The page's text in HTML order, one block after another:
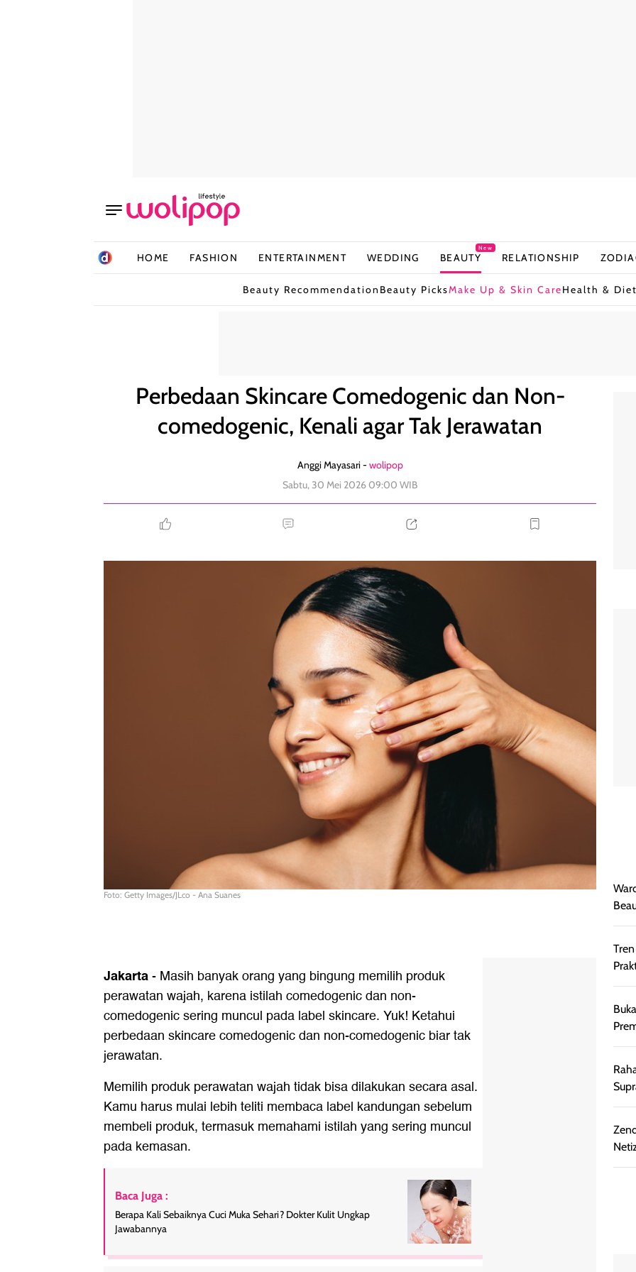
HOME FASHION ENTERTAINMENT WEDDING BEAUTY
New
RELATIONSHIP
Beauty Recommendation Beauty PicksMake Up & Skin CareHealth & Diet
Perbedaan Skincare Comedogenic dan Non-
comedogenic, Kenali agar Tak Jerawatan
Anggi Mayasari -wolipop
Sabtu, 30 Mei 2026 09:00 WIB
Foto: Getty Images/JLco - Ana Suanes
Jakarta- Masih banyak orang yang bingung memilih produk
perawatan wajah, karena istilah comedogenic dan non-
comedogenic sering muncul pada label skincare. Yuk! Ketahui
perbedaan skincare comedogenic dan non-comedogenic biar tak
jerawatan.
Memilih produk perawatan wajah tidak bisa dilakukan secara asal.
Kamu harus mulai lebih teliti membaca label kandungan sebelum
membeli produk, termasuk memahami istilah yang sering muncul
pada kemasan.
Baca Juga :
Berapa Kali Sebaiknya Cuci Muka Sehari? Dokter Kulit Ungkap
Jawabannya